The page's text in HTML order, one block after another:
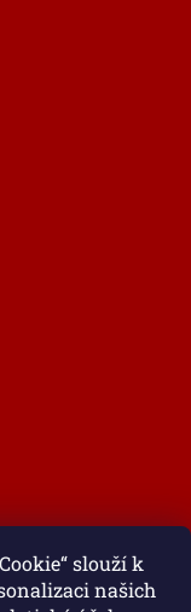
slouží k
našich